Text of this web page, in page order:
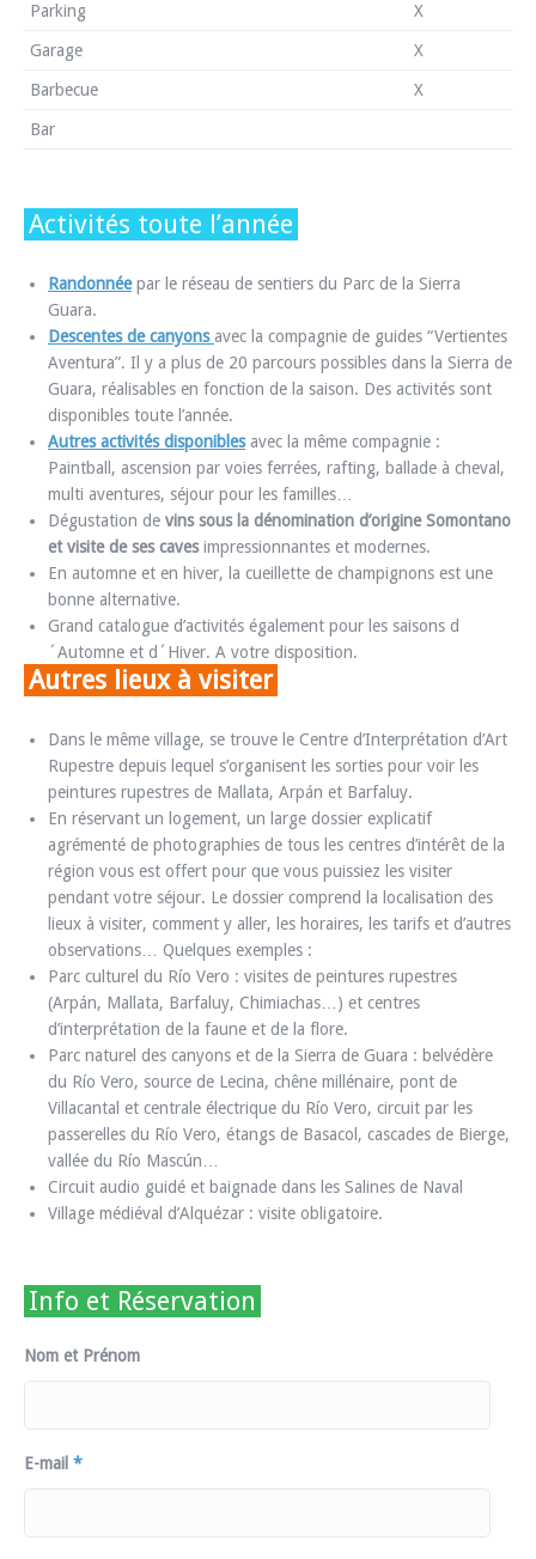
Parking X
Garage X
Barbecue X
Bar
Activités toute l’année
Randonnéepar le réseau de sentiers du Parc de la Sierra
Guara.
Descentes de canyons avec la compagnie de guides “Vertientes
Aventura”. Il y a plus de 20 parcours possibles dans la Sierra de
Guara, réalisables en fonction de la saison. Des activités sont
disponibles toute l’année.
Autres activités disponiblesavec la même compagnie :
Paintball, ascension par voies ferrées, rafting, ballade à cheval,
multi aventures, séjour pour les familles…
Dégustation de vins sous la dénomination d’origine Somontano
et visite de ses cavesimpressionnantes et modernes.
En automne et en hiver, la cueillette de champignons est une
bonne alternative.
Grand catalogue d’activités également pour les saisons d
´Automne et d´Hiver. A votre disposition.
Autres lieux à visiter
Dans le même village, se trouve le Centre d’Interprétation d’Art
Rupestre depuis lequel s’organisent les sorties pour voir les
peintures rupestres de Mallata, Arpán et Barfaluy.
En réservant un logement, un large dossier explicatif
agrémenté de photographies de tous les centres d’intérêt de la
région vous est offert pour que vous puissiez les visiter
pendant votre séjour. Le dossier comprend la localisation des
lieux à visiter, comment y aller, les horaires, les tarifs et d’autres
observations… Quelques exemples :
Parc culturel du Río Vero : visites de peintures rupestres
(Arpán, Mallata, Barfaluy, Chimiachas…) et centres
d’interprétation de la faune et de la flore.
Parc naturel des canyons et de la Sierra de Guara : belvédère
du Río Vero, source de Lecina, chêne millénaire, pont de
Villacantal et centrale électrique du Río Vero, circuit par les
passerelles du Río Vero, étangs de Basacol, cascades de Bierge,
vallée du Río Mascún…
Circuit audio guidé et baignade dans les Salines de Naval
Village médiéval d’Alquézar : visite obligatoire.
Info et Réservation
Nom et Prénom
E-mail *